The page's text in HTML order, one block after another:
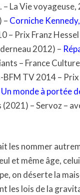
La Vie
– Corniche Kennedy,
– Prix Franz
2012) –
– France
TV 2014 –
Un monde à portée
– Servoz –
les nommer
et même âge,
on déserte la
les lois de la